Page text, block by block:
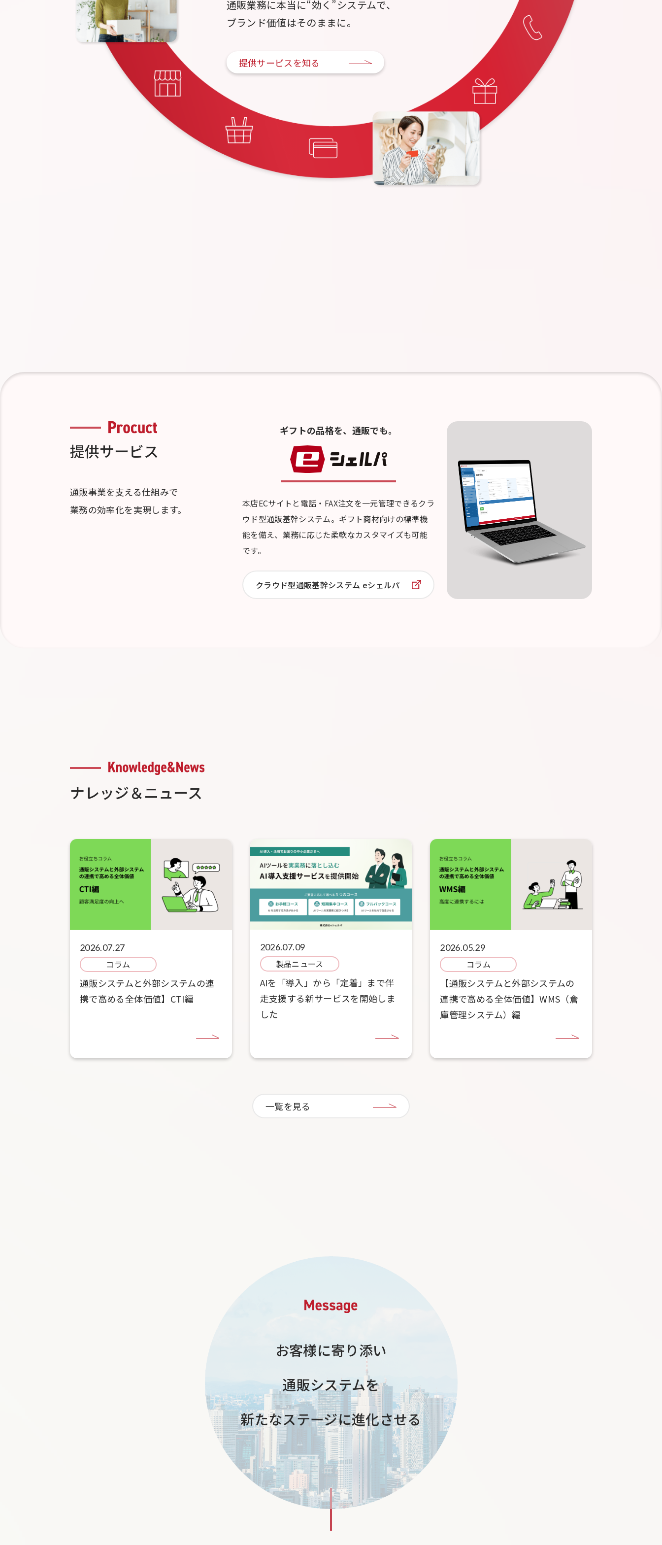
通販業務に本当に“効く”システムで、
ブランド価値はそのままに。
提供サービスを知る
提供サービス
通販事業を支える仕組みで
業務の効率化を実現します。
ギフトの品格を、通販でも。
本店ECサイトと電話・FAX注文を一元管理できるクラ
ウド型通販基幹システム。ギフト商材向けの標準機
能を備え、業務に応じた柔軟なカスタマイズも可能
です。
クラウド型通販基幹システム eシェルパ
ナレッジ＆ニュース
2026.07.27
コラム
通販システムと外部システムの連
携で高める全体価値】CTI編
2026.07.09
製品ニュース
AIを「導入」から「定着」まで伴
走支援する新サービスを開始しま
した
2026.05.29
コラム
【通販システムと外部システムの
連携で高める全体価値】WMS（倉
庫管理システム）編
一覧を見る
お客様に寄り添い
通販システムを
新たなステージに進化させる